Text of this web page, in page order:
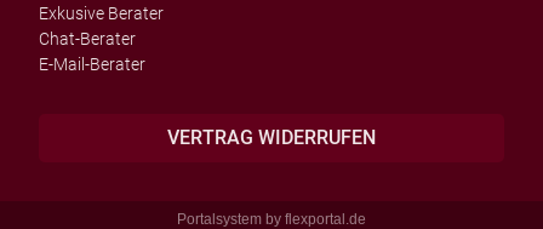
Exkusive Berater
Chat-Berater
E-Mail-Berater
VERTRAG WIDERRUFEN
Portalsystem by flexportal.de